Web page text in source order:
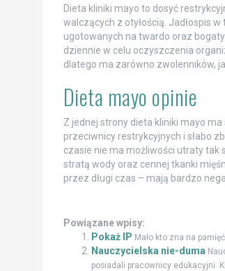
Dieta kliniki mayo to dosyć
walczących z otyłością. Jadłospis
ugotowanych na twardo oraz
dziennie w celu oczyszczenia
dlatego ma zarówno zwolenników,
Dieta mayo opinie
Z jednej strony dieta kliniki mayo
przeciwnicy restrykcyjnych i słabo
czasie nie ma możliwości utraty tak
stratą wody oraz cennej tkanki
przez długi czas – mają bardzo
Powiązane wpisy:
Pokaż IP Mało kto zna na
Nauczycielska nie-duma
posiadali pracownicy edukacyjni.